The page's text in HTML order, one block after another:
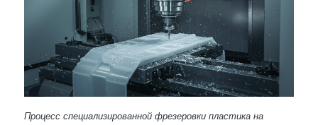
Процесс специализированной фрезеровки пластика на